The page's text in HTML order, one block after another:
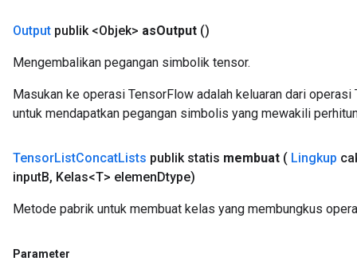
Output publik <Objek> asOutput ()
Mengembalikan pegangan simbolik tensor.
Masukan ke operasi TensorFlow adalah keluaran dari
untuk mendapatkan pegangan simbolis yang mewakili
TensorListConcatLists publik statis membuat ( Lingkup
inputB, Kelas<T> elemenDtype)
Metode pabrik untuk membuat kelas yang membungkus
Parameter